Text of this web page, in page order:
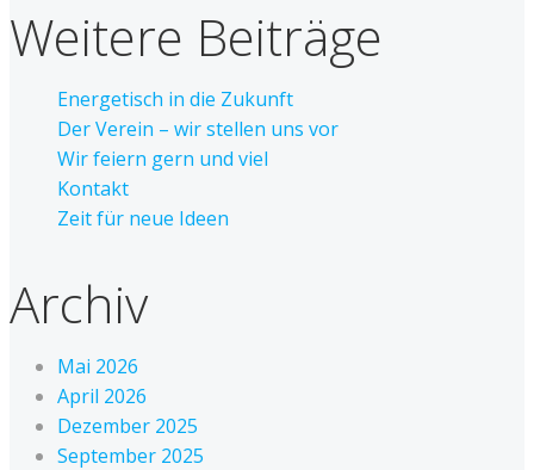
Weitere Beiträge
Energetisch in die Zukunft
Der Verein – wir stellen uns vor
Wir feiern gern und viel
Kontakt
Zeit für neue Ideen
Archiv
Mai 2026
April 2026
Dezember 2025
September 2025